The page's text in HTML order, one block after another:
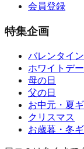
会員登録
特集企画
バレンタイ
ホワイトデー
母の日
父の日
お中元・夏
クリスマス
お歳暮・冬